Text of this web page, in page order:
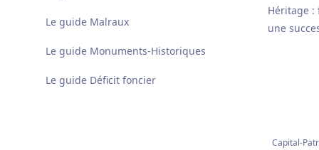
Le guide Malraux
Le guide Monuments-Historiques
Le guide Déficit foncier
Héritage :
une
Capital-